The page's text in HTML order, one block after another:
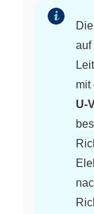
auf
mit
U-